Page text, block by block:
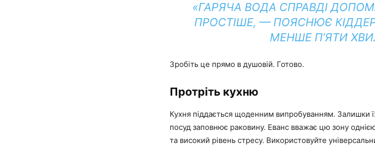
«ГАРЯЧА ВОДА СПРАВДІ
ПРОСТІШЕ, — ПОЯСНЮЄ
МЕНШЕ П’ЯТИ
Зробіть це прямо в душовій. Готово.
Протріть кухню
Кухня піддається щоденним випробуванням. Залишки
посуд заповнює раковину. Еванс вважає цю зону
та високий рівень стресу. Використовуйте